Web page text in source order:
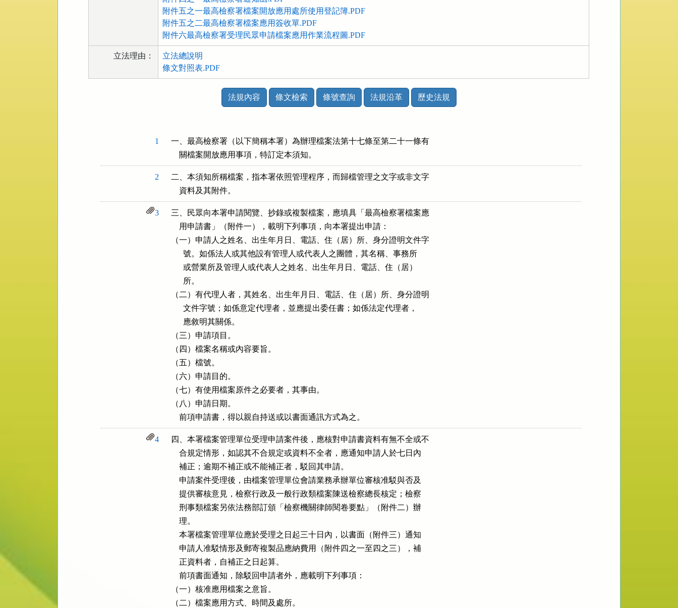
附件五之一最高檢察署檔案開放應用處所使用登記簿.PDF
附件五之二最高檢察署檔案應用簽收單.PDF
附件六最高檢察署受理民眾申請檔案應用作業流程圖.PDF
立法理由：
立法總說明
條文對照表.PDF
法規內容 條文檢索 條號查詢 法規沿革 歷史法規
1
一、最高檢察署（以下簡稱本署）為辦理檔案法第十七條至第二十一條有
    關檔案開放應用事項，特訂定本須知。
2
二、本須知所稱檔案，指本署依照管理程序，而歸檔管理之文字或非文字
    資料及其附件。
3
三、民眾向本署申請閱覽、抄錄或複製檔案，應填具「最高檢察署檔案應
    用申請書」（附件一），載明下列事項，向本署提出申請：
（一）申請人之姓名、出生年月日、電話、住（居）所、身分證明文件字
      號。如係法人或其他設有管理人或代表人之團體，其名稱、事務所
      或營業所及管理人或代表人之姓名、出生年月日、電話、住（居）
      所。
（二）有代理人者，其姓名、出生年月日、電話、住（居）所、身分證明
      文件字號；如係意定代理者，並應提出委任書；如係法定代理者，
      應敘明其關係。
（三）申請項目。
（四）檔案名稱或內容要旨。
（五）檔號。
（六）申請目的。
（七）有使用檔案原件之必要者，其事由。
（八）申請日期。
    前項申請書，得以親自持送或以書面通訊方式為之。
4
四、本署檔案管理單位受理申請案件後，應核對申請書資料有無不全或不
    合規定情形，如認其不合規定或資料不全者，應通知申請人於七日內
    補正；逾期不補正或不能補正者，駁回其申請。
    申請案件受理後，由檔案管理單位會請業務承辦單位審核准駁與否及
    提供審核意見，檢察行政及一般行政類檔案陳送檢察總長核定；檢察
    刑事類檔案另依法務部訂頒「檢察機關律師閱卷要點」（附件二）辦
    理。
    本署檔案管理單位應於受理之日起三十日內，以書面（附件三）通知
    申請人准駁情形及郵寄複製品應納費用（附件四之一至四之三），補
    正資料者，自補正之日起算。
    前項書面通知，除駁回申請者外，應載明下列事項：
（一）核准應用檔案之意旨。
（二）檔案應用方式、時間及處所。